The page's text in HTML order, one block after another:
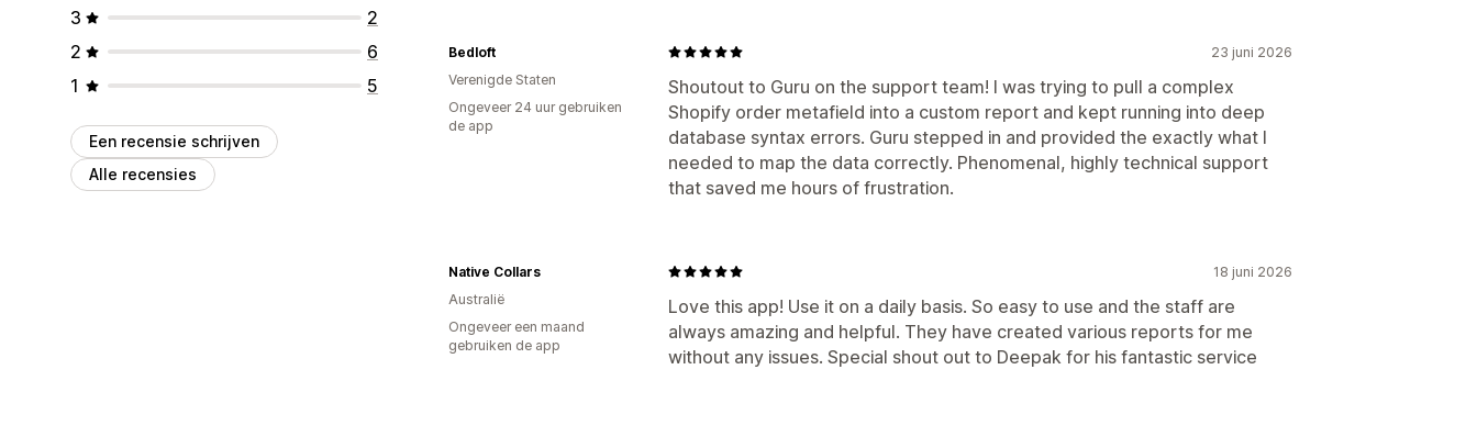
3
2
2
6
1
5
Een recensie schrijven
Alle recensies
23 juni 2026
Shoutout to Guru on the support team! I was trying to pull a complex
Shopify order metafield into a custom report and kept running into deep
database syntax errors. Guru stepped in and provided the exactly what I
needed to map the data correctly. Phenomenal, highly technical support
that saved me hours of frustration.
Bedloft
Verenigde Staten
Ongeveer 24 uur gebruiken
de app
18 juni 2026
Love this app! Use it on a daily basis. So easy to use and the staff are
always amazing and helpful. They have created various reports for me
without any issues. Special shout out to Deepak for his fantastic service
Native Collars
Australië
Ongeveer een maand
gebruiken de app